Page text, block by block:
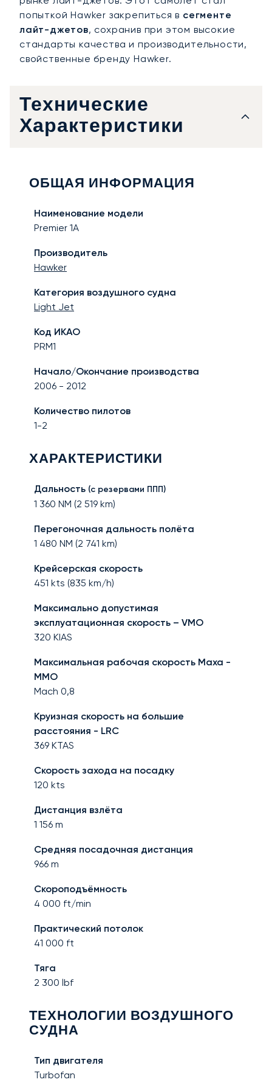
попыткой Hawker закрепиться в сегменте
лайт-джетов, сохранив при этом высокие
стандарты качества и производительности,
свойственные бренду Hawker.
Технические
Характеристики
ОБЩАЯ ИНФОРМАЦИЯ
Наименование модели
Premier 1A
Производитель
Hawker
Категория воздушного судна
Light Jet
Код ИКАО
PRM1
Начало/Окончание производства
2006 - 2012
Количество пилотов
1-2
ХАРАКТЕРИСТИКИ
Дальность (с резервами ППП)
1 360 NM (2 519 km)
Перегоночная дальность полёта
1 480 NM (2 741 km)
Крейсерская скорость
451 kts (835 km/h)
Максимально допустимая
эксплуатационная скорость – VMO
320 KIAS
Максимальная рабочая скорость Маха -
MMO
Mach 0,8
Круизная скорость на большие
расстояния - LRC
369 KTAS
Скорость захода на посадку
120 kts
Дистанция взлёта
1 156 m
Средняя посадочная дистанция
966 m
Скороподъёмность
4 000 ft/min
Практический потолок
41 000 ft
Тяга
2 300 lbf
ТЕХНОЛОГИИ ВОЗДУШНОГО
СУДНА
Тип двигателя
Turbofan